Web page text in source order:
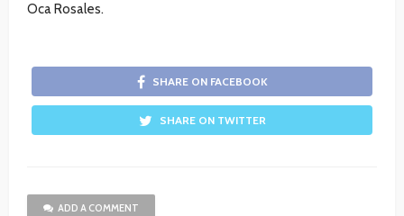
Oca Rosales.
SHARE ON FACEBOOK
SHARE ON TWITTER
ADD A COMMENT